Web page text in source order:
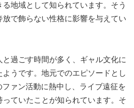
地域として知られています。そう
放で飾らない性格に影響を与えてい
過ごす時間が多く、ギャル文化に
うです。地元でのエピソードとし
ァン活動に熱中し、ライブ遠征を
ていたことが知られています。そ